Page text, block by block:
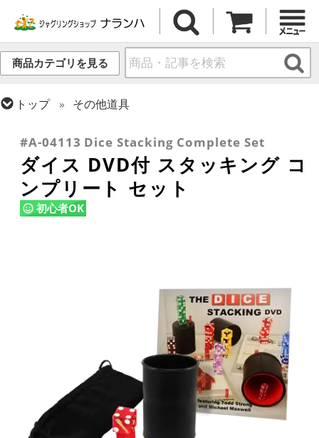
商品カテゴリを見る
トップ
その他道具
#A-04113 Dice Stacking Complete Set
ダイス DVD付 スタッキング コ
ンプリート セット
初心者OK